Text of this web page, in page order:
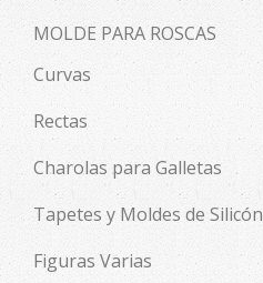
MOLDE PARA ROSCAS
Curvas
Rectas
Charolas para Galletas
Tapetes y Moldes de Silicón
Figuras Varias